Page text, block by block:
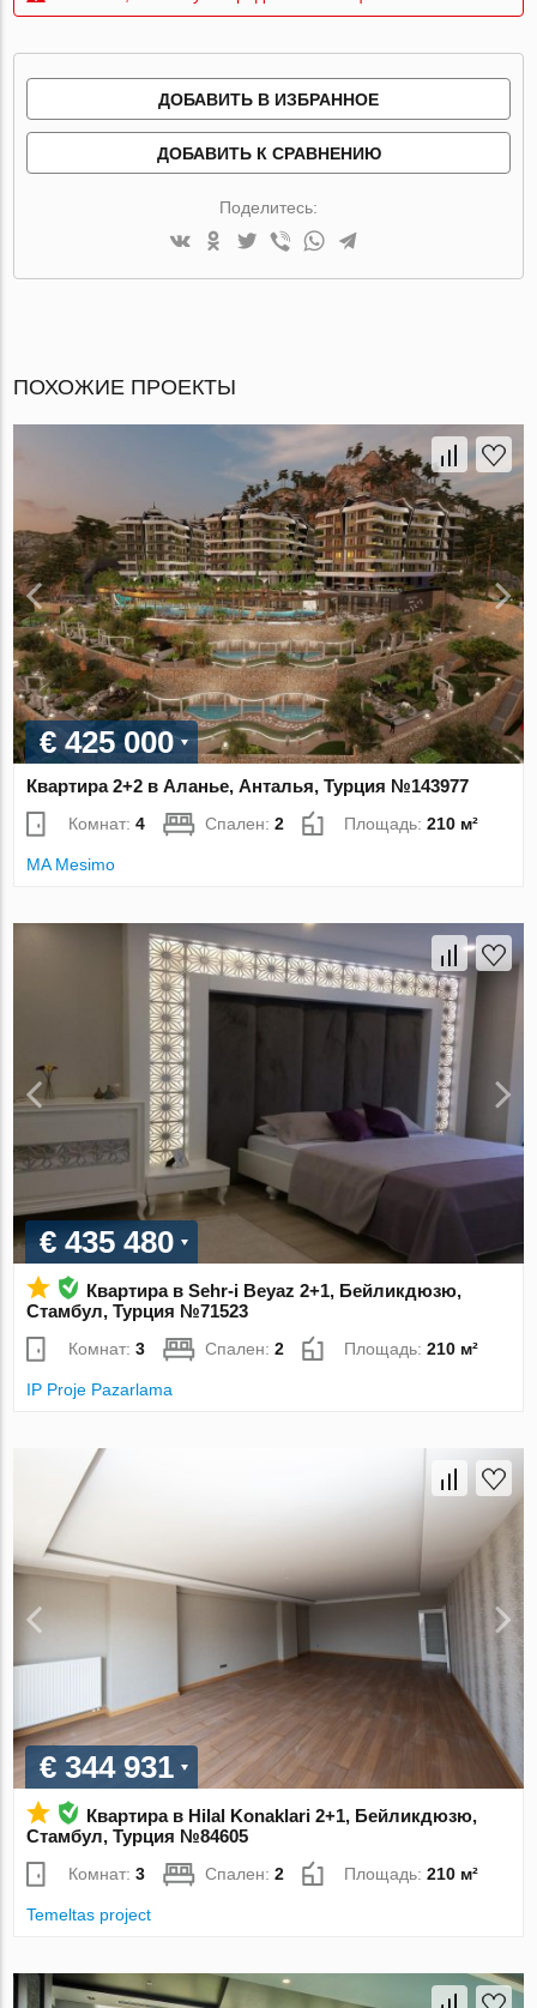
ДОБАВИТЬ В ИЗБРАННОЕ
ДОБАВИТЬ К СРАВНЕНИЮ
Поделитесь:
ПОХОЖИЕ ПРОЕКТЫ
€ 425 000
Квартира 2+2 в Аланье, Анталья, Турция №143977
Комнат:4 Спален:2 Площадь:210 м²
MA Mesimo
€ 435 480
Квартира в Sehr-i Beyaz 2+1, Бейликдюзю,
Стамбул, Турция №71523
Комнат:3 Спален:2 Площадь:210 м²
IP Proje Pazarlama
€ 344 931
Квартира в Hilal Konaklari 2+1, Бейликдюзю,
Стамбул, Турция №84605
Комнат:3 Спален:2 Площадь:210 м²
Temeltas project